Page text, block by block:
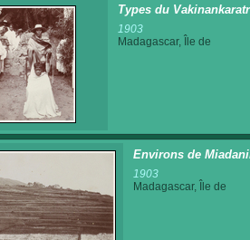
Types du
1903
Madagascar, Île de
Environs de
1903
Madagascar, Île de